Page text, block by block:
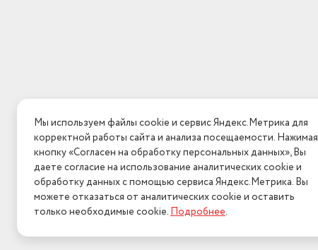
Мы используем файлы cookie и сервис Яндекс.Метрика для
корректной работы сайта и анализа посещаемости. Нажимая
кнопку «Согласен на обработку персональных данных», Вы
даете согласие на использование аналитических cookie и
обработку данных с помощью сервиса Яндекс.Метрика. Вы
можете отказаться от аналитических cookie и оставить
только необходимые cookie.Подробнее.